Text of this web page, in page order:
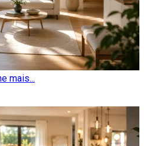
mais...